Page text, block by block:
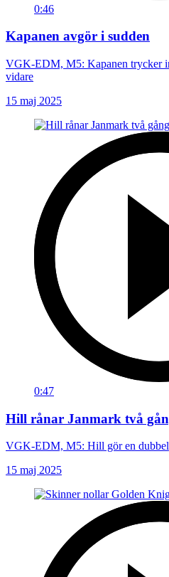
0:46
Kapanen avgör i sudden
VGK-EDM, M5: Kapanen trycker
vidare
15 maj 2025
0:47
Hill rånar Janmark två
VGK-EDM, M5: Hill gör en
15 maj 2025